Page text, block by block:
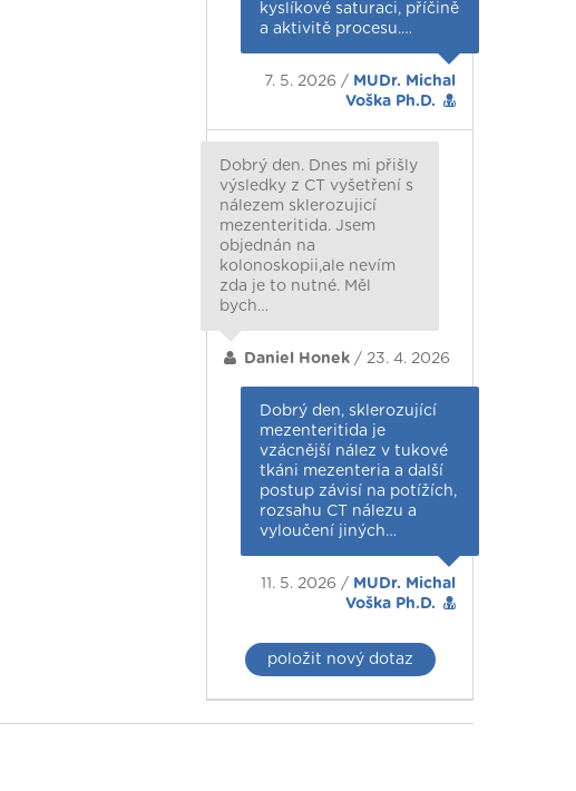
kyslíkové saturaci, příčině
a aktivitě procesu.…
7. 5. 2026 / MUDr. Michal
Voška Ph.D.
Dobrý den. Dnes mi přišly
výsledky z CT vyšetření s
nálezem sklerozujicí
mezenteritida. Jsem
objednán na
kolonoskopii,ale nevím
zda je to nutné. Měl
bych…
Daniel Honek / 23. 4. 2026
Dobrý den, sklerozující
mezenteritida je
vzácnější nález v tukové
tkáni mezenteria a další
postup závisí na potížích,
rozsahu CT nálezu a
vyloučení jiných…
11. 5. 2026 / MUDr. Michal
Voška Ph.D.
položit nový dotaz